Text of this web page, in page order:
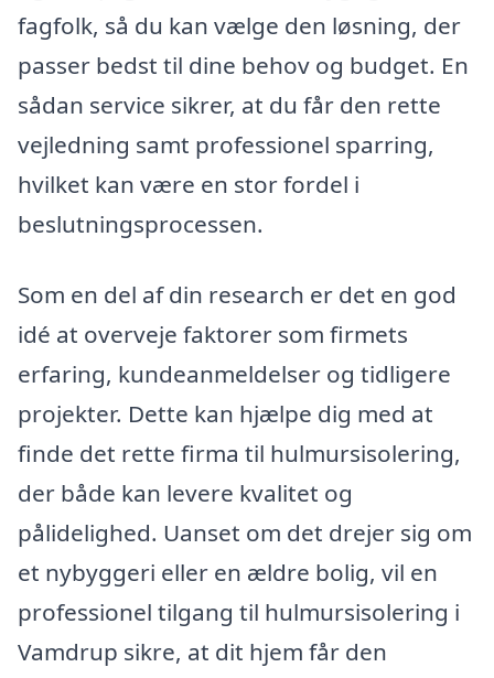
fagfolk, så du kan vælge den løsning, der
passer bedst til dine behov og budget. En
sådan service sikrer, at du får den rette
vejledning samt professionel sparring,
hvilket kan være en stor fordel i
beslutningsprocessen.
Som en del af din research er det en god
idé at overveje faktorer som firmets
erfaring, kundeanmeldelser og tidligere
projekter. Dette kan hjælpe dig med at
finde det rette firma til hulmursisolering,
der både kan levere kvalitet og
pålidelighed. Uanset om det drejer sig om
et nybyggeri eller en ældre bolig, vil en
professionel tilgang til hulmursisolering i
Vamdrup sikre, at dit hjem får den